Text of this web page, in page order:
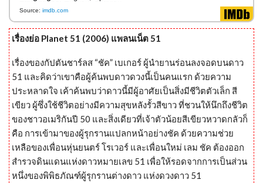
Source: imdb.com
เรื่องย่อ Planet 51 (2006) แพลนเน็ต 51
เรื่องของกัปตันชาร์ลส “ชัค” เบเกอร์ ผู้นำยานร่อนลงจอดบนดาว
51 และคิดว่าเขาคือผู้ค้นพบดาวดวงนี้เป็นคนแรก ด้วยความ
ประหลาดใจ เค้าค้นพบว่าดาวนี้มีผู้อาศัยเป็นสิ่งมีชีวิตตัวเล็ก สี
เขียว ผู้ซึ่งใช้ชีวิตอย่างมีความสุขหลังรั้วสีขาว ที่ชวนให้นึกถึงชีวิต
ของชาวอเมริกันปี 50 และสิ่งเดียวที่เจ้าตัวน้อยสีเขียวหวาดกลัวก็
คือ การเข้ามาของผู้รุกรานแปลกหน้าอย่างชัค ด้วยความช่วย
เหลือของเพื่อนหุ่นยนตร์ โรเวอร์ และเพื่อนใหม่ เลม ชัค ต้องออก
สำรวจดินแดนแห่งดาวหมายเลข 51 เพื่อให้รอดจากการเป็นส่วน
หนึ่งของพิพิธภัณฑ์ผู้รุกรานต่างดาว แห่งดวงดาว 51